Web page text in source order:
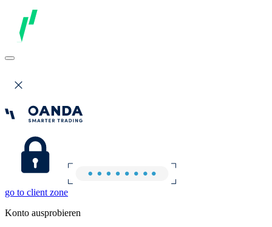
go to client zone
Konto ausprobieren